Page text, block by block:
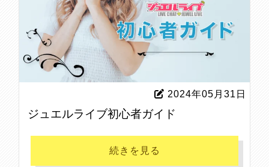
2024年05月31日
ジュエルライブ初心者ガイド
続きを見る